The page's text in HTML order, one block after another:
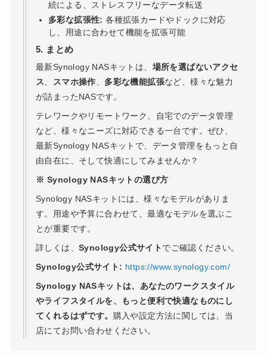
続による、ストレスフリーなデータ転送
多彩な拡張性: 各種拡張カードやドックに対応
し、用途に合わせて機能を拡張可能
5. まとめ
最新Synology NASキットは、 場所を選ばないアクセ
ス、 スマホ操作、 多彩な機能拡張など、様々な魅力
が詰まったNASです。
テレワークやリモートワーク、自宅でのデータ管理
など、様々なニーズに対応できる一台です。ぜひ、
最新Synology NASキットで、データ管理をもっと自
由自在に、そして快適にしてみませんか？
※ Synology NASキットの選び方
Synology NASキットには、様々なモデルがありま
す。用途や予算に合わせて、最適なモデルを選ぶこ
とが重要です。
詳しくは、 Synology公式サイトでご確認ください。
Synology公式サイト: https://www.synology.com/
Synology NASキットは、あなたのワークスタイル
やライフスタイルを、もっと便利で快適なものにし
てくれるはずです。 購入や設定方法に関しては、当
店にてお問い合わせください。